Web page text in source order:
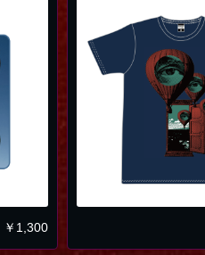
￥ 1,300